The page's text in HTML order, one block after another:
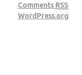
Comments RSS
WordPress.org